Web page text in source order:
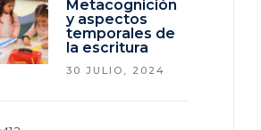
Metacognición
y aspectos
temporales de
la escritura
30 JULIO, 2024